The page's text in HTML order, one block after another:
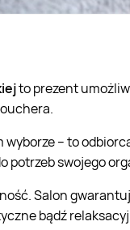
to prezent
– to
potrzeb swojego
Salon
bądź